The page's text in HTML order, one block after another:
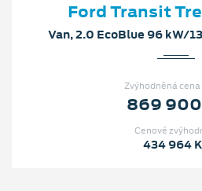
Ford Transit
Van, 2.0 EcoBlue 96 kW/
Zvýhodněná cena
869
Cenové
434 964